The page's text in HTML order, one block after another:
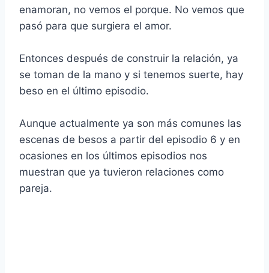
enamoran, no vemos el porque. No vemos que
pasó para que surgiera el amor.
Entonces después de construir la relación, ya
se toman de la mano y si tenemos suerte, hay
beso en el último episodio.
Aunque actualmente ya son más comunes las
escenas de besos a partir del episodio 6 y en
ocasiones en los últimos episodios nos
muestran que ya tuvieron relaciones como
pareja.